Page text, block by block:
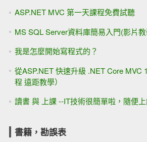
ASP.NET MVC 第一天課程免費試聽
MS SQL Server資料庫簡易入門(影片
我是怎麼開始寫程式的？
從ASP.NET 快速升級 .NET Core MVC
程 遠距教學）
讀書 與 上課 --IT技術很簡單啦，隨便
書籍，勘誤表